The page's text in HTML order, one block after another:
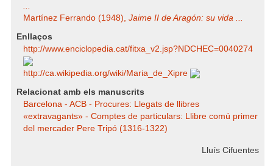
...
Martínez Ferrando (1948), Jaime II de Aragón: su vida ...
Enllaços
http:/​/​www.enciclopedia.cat/​fitxa_v2.jsp?NDCHEC=0040274
http:/​/​ca.wikipedia.org/​wiki/​Maria_de_Xipre
Relacionat amb els manuscrits
Barcelona - ACB - Procures: Llegats de llibres
«extravagants» - Comptes de particulars: Llibre comú primer
del mercader Pere Tripó (1316-1322)
Lluís Cifuentes